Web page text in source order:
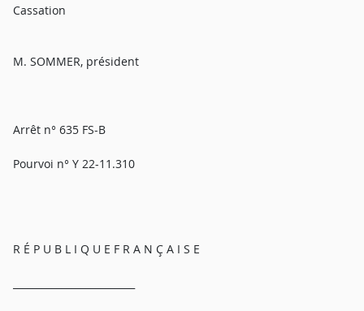
Cassation
M. SOMMER, président
Arrêt n° 635 FS-B
Pourvoi n° Y 22-11.310
R É P U B L I Q U E F R A N Ç A I S E